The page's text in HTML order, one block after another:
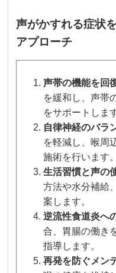
声がかすれる症状
アプローチ
声帯の機能を回
を緩和し、声帯
をサポートしま
自律神経のバラ
を軽減し、喉周
施術を行います。
生活習慣と声の
方法や水分補給
案します。
逆流性食道炎へ
合、胃腸の働き
指導します。
再発を防ぐメン